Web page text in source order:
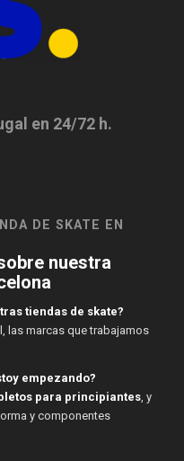
en 24/72 h.
DE SKATE EN
nuestra
tiendas de skate?
las marcas que trabajamos
empezando?
para principiantes, y
y componentes